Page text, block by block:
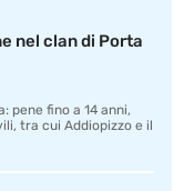
nel clan di Porta
pene fino a 14 anni,
tra cui Addiopizzo e il